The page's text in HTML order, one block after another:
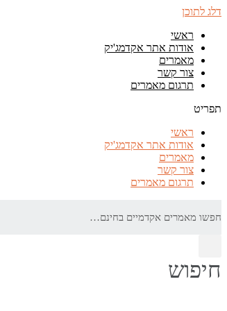
דלג לתוכן
ראשי
אודות אתר אקדמג'יק
מאמרים
צור קשר
תרגום מאמרים
תפריט
ראשי
אודות אתר אקדמג'יק
מאמרים
צור קשר
תרגום מאמרים
חיפוש